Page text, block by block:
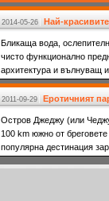
2014-05-26 Най-
Бликащa вода,
чисто функционално
архитектура и вълнуващ
поне
2011-09-29 Еротичният
Остров Джеджу (или
100 km южно от
популярна дестинация